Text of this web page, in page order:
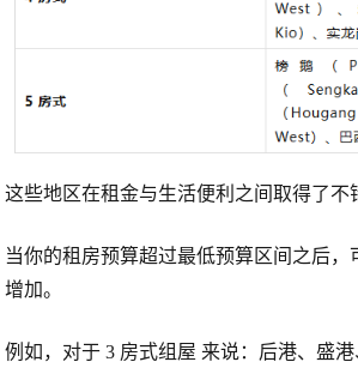
这些地区在租金与生活便利之间取得了不
当你的租房预算超过最低预算区间之后，
增加。
例如，对于3 房式组屋 来说：后港、盛